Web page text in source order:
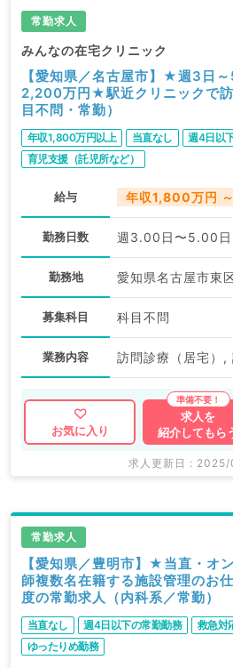
常勤求人
みんなの在宅クリニック
【愛知県／名古屋市】★週3日
2,200万円★駅近クリニックで
目不問・常勤）
年収1,800万円以上 当直なし
週4日以
育児支援（託児所など）
給与 年収1,800万円
勤務日数 週3.00日〜5.00日
勤務地 愛知県名古屋市東
募集科目 科目不問
業務内容 訪問診療（居宅）,
お気に入り
求人を
紹介してもら
求人更新日 :
常勤求人
【愛知県／豊明市】★当直・オ
師複数名在籍する施設管理の
度の常勤求人（内科系／常勤）
当直なし 週4日以下の常勤勤務 救急対
ゆったりめ勤務